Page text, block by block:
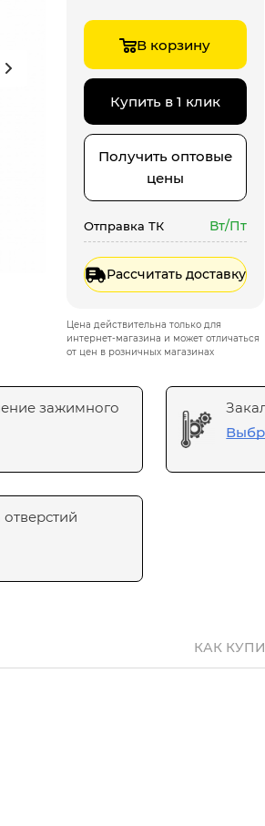
В корзину
Купить в 1 клик
Получить оптовые
цены
Отправка ТК Вт/Пт
Рассчитать доставку
Цена действительна только для
интернет-магазина и может отличаться
от цен в розничных магазинах
зажимного
отверстий
КАК